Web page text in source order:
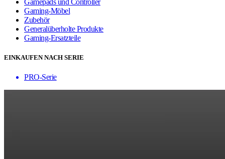
Gaming-Möbel
Zubehör
Generalüberholte Produkte
Gaming-Ersatzteile
EINKAUFEN NACH SERIE
PRO-Serie